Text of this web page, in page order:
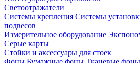
Светоотражатели
Системы крепления Системы
подвесов
Измерительное оборудование
Серые карты
Стойки и аксессуары для стоек